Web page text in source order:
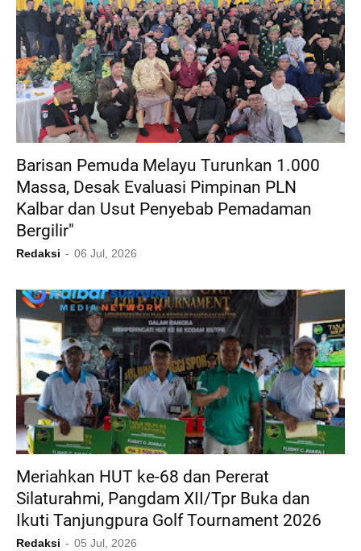
Barisan Pemuda Melayu Turunkan 1.000
Massa, Desak Evaluasi Pimpinan PLN
Kalbar dan Usut Penyebab Pemadaman
Bergilir"
Redaksi 06 Jul, 2026
Meriahkan HUT ke-68 dan Pererat
Silaturahmi, Pangdam XII/Tpr Buka dan
Ikuti Tanjungpura Golf Tournament 2026
Redaksi 05 Jul, 2026